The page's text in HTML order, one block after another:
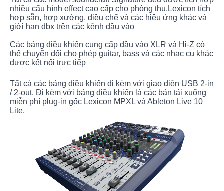
nhiều cấu hình effect cao cấp cho phòng thu.Lexicon tích
hợp sẵn, hợp xướng, điều chế và các hiệu ứng khác và
giới hạn dbx trên các kênh đầu vào
Các bảng điều khiển cung cấp đầu vào XLR và Hi-Z có
thể chuyển đổi cho phép guitar, bass và các nhạc cụ khác
được kết nối trực tiếp
Tất cả các bảng điều khiển đi kèm với giao diện USB 2-in
/ 2-out. Đi kèm với bảng điều khiển là các bản tải xuống
miễn phí plug-in gốc Lexicon MPXL và Ableton Live 10
Lite.